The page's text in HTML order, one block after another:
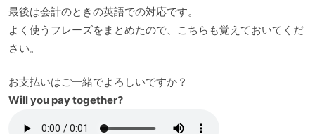
最後は会計のときの英語での対応です。
よく使うフレーズをまとめたので、こちらも覚えておいてくだ
さい。
お支払いはご一緒でよろしいですか？
Will you pay together?